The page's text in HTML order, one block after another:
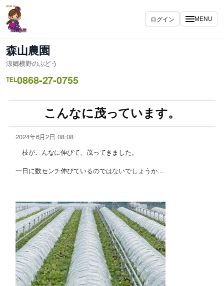
ログイン MENU
森山農園
涼郷横野のぶどう
TEL0868-27-0755
こんなに茂っています。
2024年6月2日 08:08
枝がこんなに伸びて、茂ってきました。
一日に数センチ伸びているのではないでしょうか…